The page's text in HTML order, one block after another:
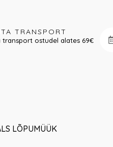
TRANSPORT
transport ostudel alates 69€
LÕPUMÜÜK